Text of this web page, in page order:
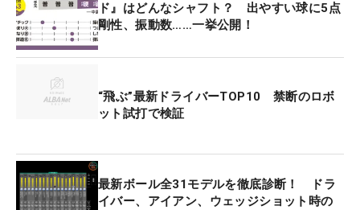
ド』はどんなシャフト？ 出やすい球に5点
剛性、振動数……一挙公開！
“飛ぶ”最新ドライバーTOP10 禁断のロボ
ット試打で検証
最新ボール全31モデルを徹底診断！ ドラ
イバー、アイアン、ウェッジショット時の